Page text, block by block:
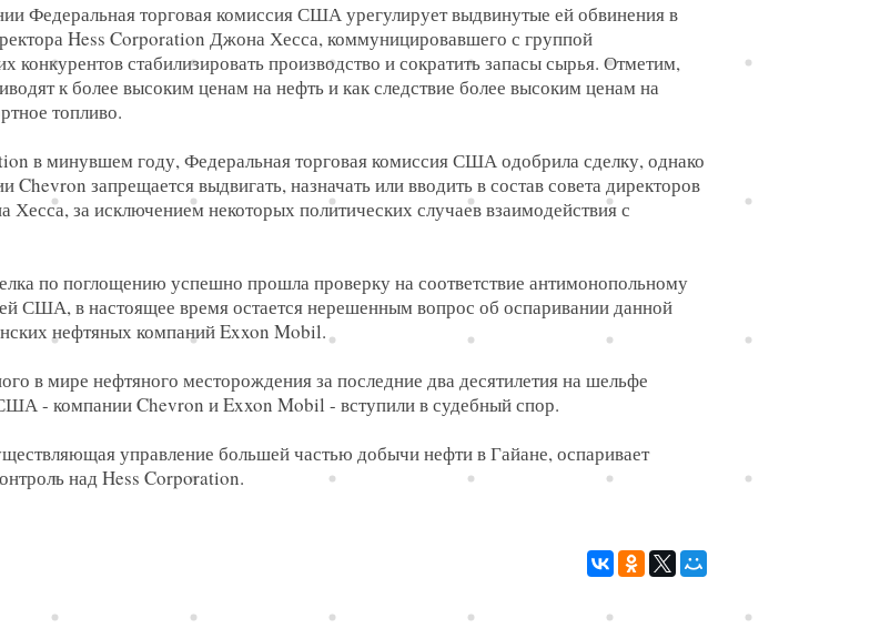
Федеральная торговая комиссия США урегулирует выдвинутые ей обвинения в
Hess Corporation Джона Хесса, коммуницировавшего с группой
конкурентов стабилизировать производство и сократить запасы сырья. Отметим,
к более высоким ценам на нефть и как следствие более высоким ценам на
топливо.
в минувшем году, Федеральная торговая комиссия США одобрила сделку, однако
запрещается выдвигать, назначать или вводить в состав совета директоров
за исключением некоторых политических случаев взаимодействия с
по поглощению успешно прошла проверку на соответствие антимонопольному
США, в настоящее время остается нерешенным вопрос об оспаривании данной
нефтяных компаний Exxon Mobil.
в мире нефтяного месторождения за последние два десятилетия на шельфе
- компании Chevron и Exxon Mobil - вступили в судебный спор.
управление большей частью добычи нефти в Гайане, оспаривает
над Hess Corporation.